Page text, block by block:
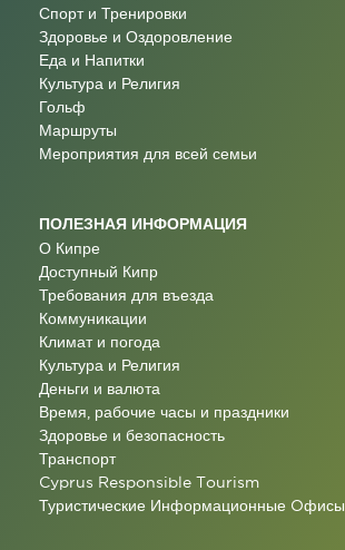
Спорт и Тренировки
Здоровье и Оздоровление
Еда и Напитки
Культура и Религия
Гольф
Маршруты
Мероприятия для всей семьи
ПОЛЕЗНАЯ ИНФОРМАЦИЯ
О Кипре
Доступный Кипр
Требования для въезда
Коммуникации
Климат и погода
Культура и Религия
Деньги и валюта
Время, рабочие часы и праздники
Здоровье и безопасность
Транспорт
Cyprus Responsible Tourism
Туристические Информационные Oфисы